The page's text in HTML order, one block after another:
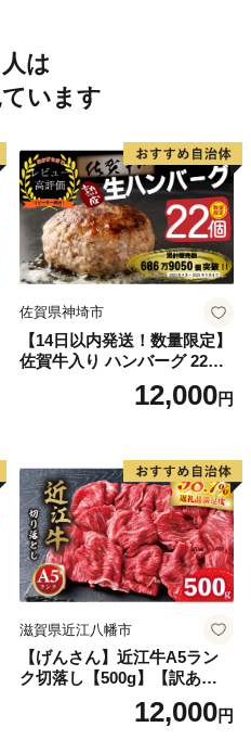
は
います
佐賀県神埼市
【14日以内発送！数量限定】
佐賀牛入り ハンバーグ 22個
2.6kg(120g×22個)【佐賀牛
黒毛和牛 ブランド牛 九州 ハ
気】(H083106)
12,000円
滋賀県近江八幡市
【げんさん】近江牛A5ラン
ク切落し【500g】【訳あり】
12,000円